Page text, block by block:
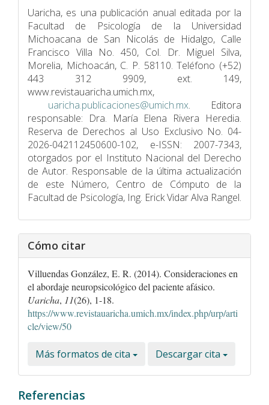
Uaricha, es una publicación anual editada por la
Facultad de Psicologí­a de la Universidad
Michoacana de San Nicolás de Hidalgo, Calle
Francisco Villa No. 450, Col. Dr. Miguel Silva,
Morelia, Michoacán, C. P. 58110. Teléfono (+52)
443 312 9909, ext. 149,
www.revistauaricha.umich.mx,
uaricha.publicaciones@umich.mx. Editora
responsable: Dra. María Elena Rivera Heredia.
Reserva de Derechos al Uso Exclusivo No. 04-
2026-042112450600-102, e-ISSN: 2007-7343,
otorgados por el Instituto Nacional del Derecho
de Autor. Responsable de la última actualización
de este Número, Centro de Cómputo de la
Facultad de Psicologí­a, Ing. Erick Vidar Alva Rangel.
Cómo citar
Villuendas González, E. R. (2014). Consideraciones en
el abordaje neuropsicológico del paciente afásico.
Uaricha, 11(26), 1-18.
https://www.revistauaricha.umich.mx/index.php/urp/arti
cle/view/50
Más formatos de cita Descargar cita
Referencias